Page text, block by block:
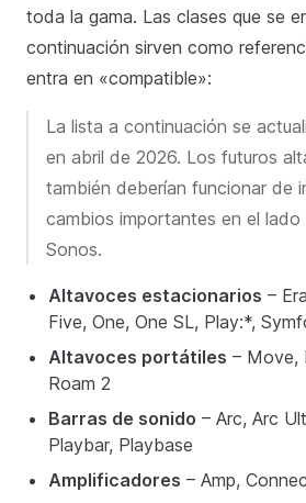
toda la gama. Las clases que se
continuación sirven como
entra en «compatible»:
La lista a continuación se
en abril de 2026. Los futuros
también deberían funcionar de
cambios importantes en el lado
Sonos.
Altavoces estacionarios –
Five, One, One SL, Play:*,
Altavoces portátiles – Move,
Roam 2
Barras de sonido – Arc, Arc
Playbar, Playbase
Amplificadores – Amp,